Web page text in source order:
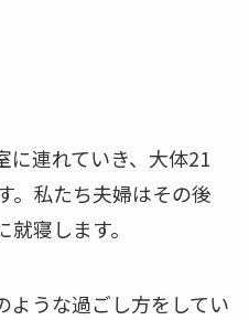
に連れていき、大体21
。私たち夫婦はその後
寝します。
ような過ごし方をしてい